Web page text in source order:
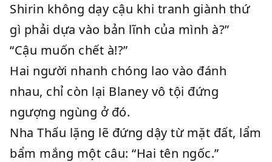
Shirin không dạy cậu khi tranh giành thứ
gì phải dựa vào bản lĩnh của mình à?”
“Cậu muốn chết à!?”
Hai người nhanh chóng lao vào đánh
nhau, chỉ còn lại Blaney vô tội đứng
ngượng ngùng ở đó.
Nha Thấu lặng lẽ đứng dậy từ mặt đất, lẩm
bẩm mắng một câu: “Hai tên ngốc.”